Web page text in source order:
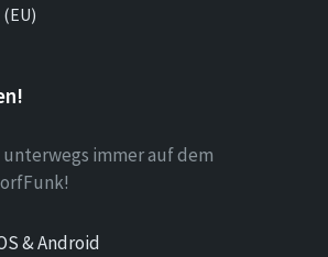
immer auf dem
& Android